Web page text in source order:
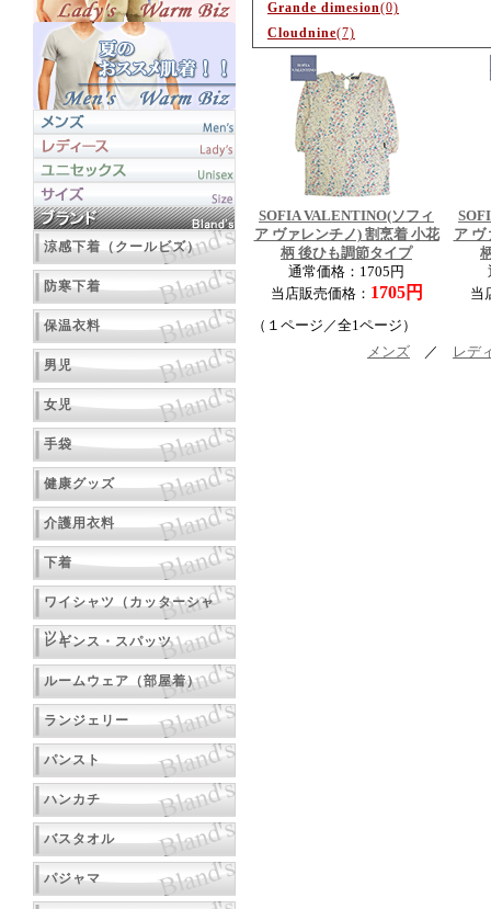
涼感下着（クールビズ）
防寒下着
保温衣料
男児
女児
手袋
健康グッズ
介護用衣料
下着
ワイシャツ（カッターシャ
ツ）
レギンス・スパッツ
ルームウェア（部屋着）
ランジェリー
パンスト
ハンカチ
バスタオル
パジャマ
Grande dimesion(0)
Cloudnine(7)
SOFIA VALENTINO(ソフィ
ア ヴァレンチノ) 割烹着 小花
柄 後ひも調節タイプ
通常価格：1705円
当店販売価格： 1705円
ア ヴ
当
（１ページ／全1ページ）
メンズ ／ レデ